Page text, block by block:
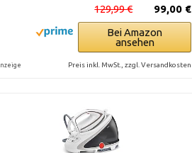
99,00 €
129,99 €
Bei Amazon
ansehen
Preis inkl. MwSt., zzgl. Versandkosten